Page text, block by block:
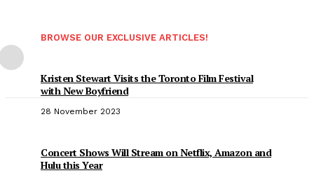
BROWSE OUR EXCLUSIVE ARTICLES!
Kristen Stewart Visits the Toronto Film Festival
with New Boyfriend
28 November 2023
Concert Shows Will Stream on Netflix, Amazon and
Hulu this Year